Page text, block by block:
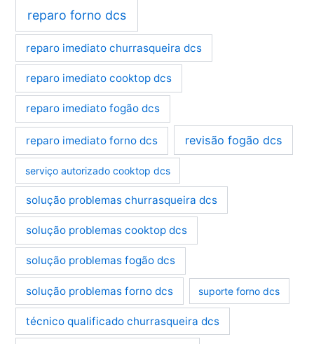
reparo forno dcs
reparo imediato churrasqueira dcs
reparo imediato cooktop dcs
reparo imediato fogão dcs
reparo imediato forno dcs revisão fogão dcs
serviço autorizado cooktop dcs
solução problemas churrasqueira dcs
solução problemas cooktop dcs
solução problemas fogão dcs
solução problemas forno dcs suporte forno dcs
técnico qualificado churrasqueira dcs